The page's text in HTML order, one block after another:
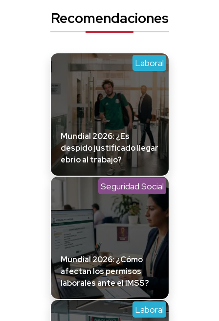
Recomendaciones
Laboral
Mundial 2026: ¿Es
despido justificado llegar
ebrio al trabajo?
Seguridad Social
Mundial 2026: ¿Cómo
afectan los permisos
laborales ante el IMSS?
Laboral